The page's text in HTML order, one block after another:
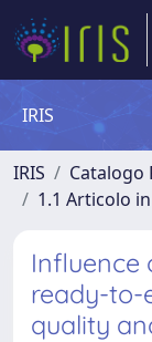
IRIS
IRIS Catalogo
1.1 Articolo
Influence
ready-to-
quality